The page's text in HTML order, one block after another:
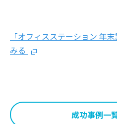
「オフィスステーション 年
みる
成功事例一